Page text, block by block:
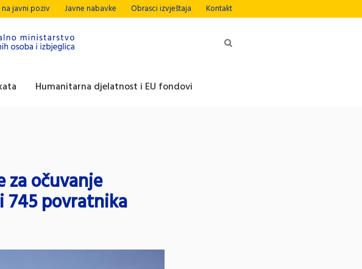
javni poziv Javne nabavke Obrasci izvještaja Kontakt
Humanitarna djelatnost i EU fondovi
očuvanje
745 povratnika